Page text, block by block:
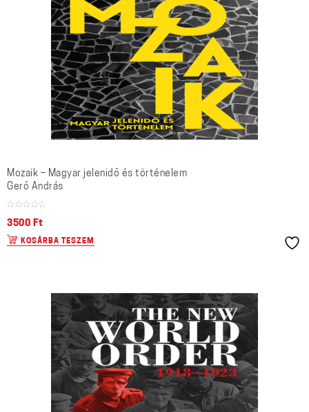
Mozaik – Magyar jelenidő és történelem
Gerő András
3500 Ft
KOSÁRBA TESZEM